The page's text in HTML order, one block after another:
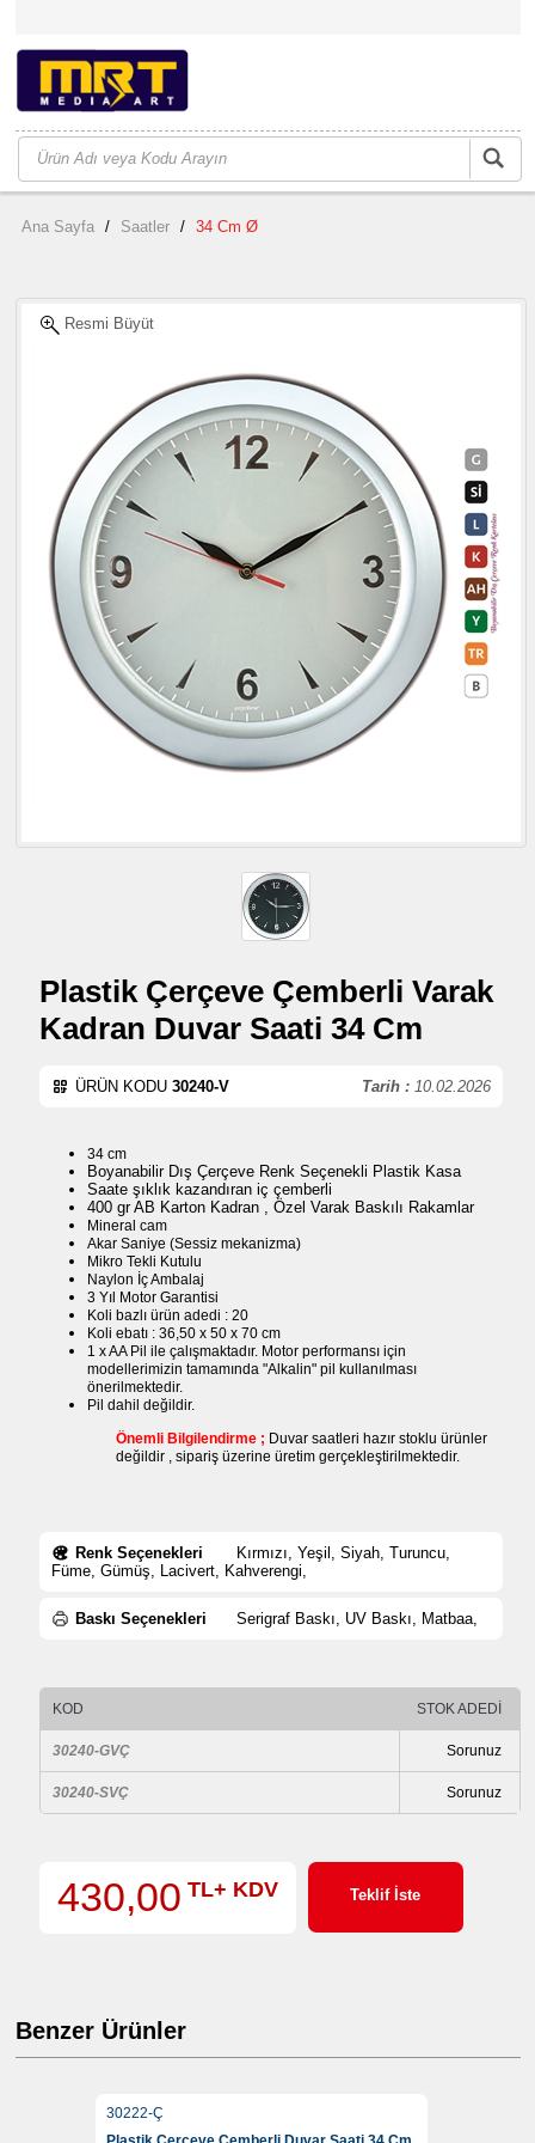
Ana Sayfa / Saatler / 34 Cm Ø
Resmi Büyüt
Plastik Çerçeve Çemberli Varak
Kadran Duvar Saati 34 Cm
Tarih : 10.02.2026
ÜRÜN KODU 30240-V
34 cm
Boyanabilir Dış Çerçeve Renk Seçenekli Plastik Kasa
Saate şıklık kazandıran iç çemberli
400 gr AB Karton Kadran , Özel Varak Baskılı Rakamlar
Mineral cam
Akar Saniye (Sessiz mekanizma)
Mikro Tekli Kutulu
Naylon İç Ambalaj
3 Yıl Motor Garantisi
Koli bazlı ürün adedi : 20
Koli ebatı : 36,50 x 50 x 70 cm
1 x AA Pil ile çalışmaktadır. Motor performansı için
modellerimizin tamamında "Alkalin" pil kullanılması
önerilmektedir.
Pil dahil değildir.
Önemli Bilgilendirme ; Duvar saatleri hazır stoklu ürünler
değildir , sipariş üzerine üretim gerçekleştirilmektedir.
Renk Seçenekleri
Kırmızı, Yeşil, Siyah, Turuncu,
Füme, Gümüş, Lacivert, Kahverengi,
Baskı Seçenekleri Serigraf Baskı, UV Baskı, Matbaa,
KOD STOK ADEDİ
30240-GVÇ Sorunuz
30240-SVÇ Sorunuz
430,00 TL+ KDV Teklif İste
Benzer Ürünler
30222-Ç